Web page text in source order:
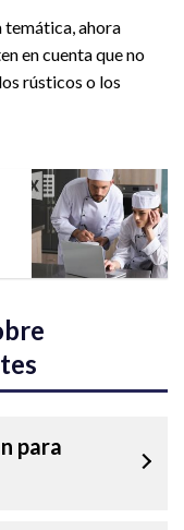
temática, ahora
en cuenta que no
rústicos o los
para